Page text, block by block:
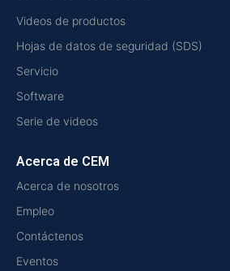
Videos de productos
Hojas de datos de seguridad (SDS)
Servicio
Software
Serie de videos
Acerca de CEM
Acerca de nosotros
Empleo
Contáctenos
Eventos